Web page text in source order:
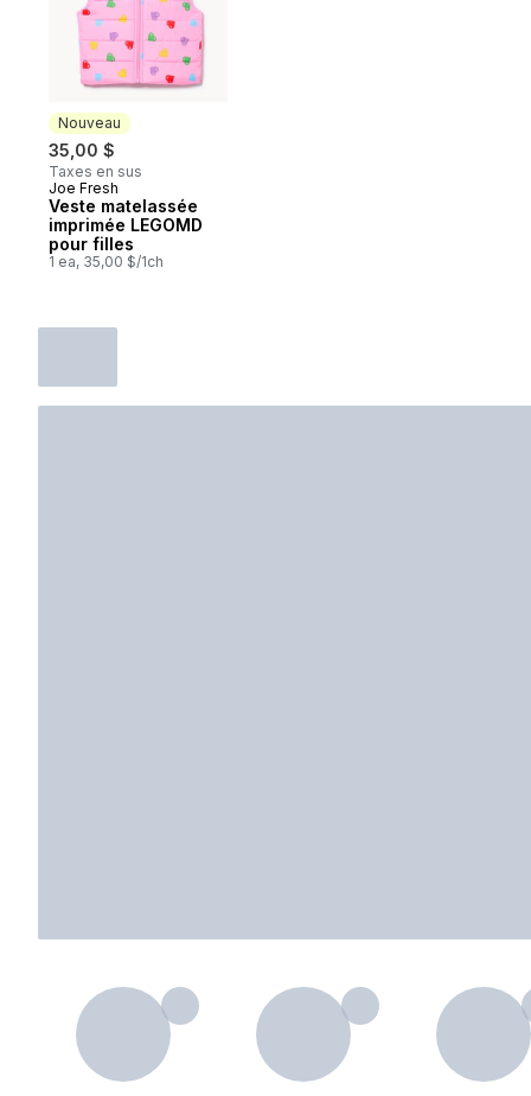
Nouveau
35,00 $
Taxes en sus
Nouveau
Joe Fresh
Veste matelassée
imprimée LEGOMD
pour filles
1 ea, 35,00 $/1ch